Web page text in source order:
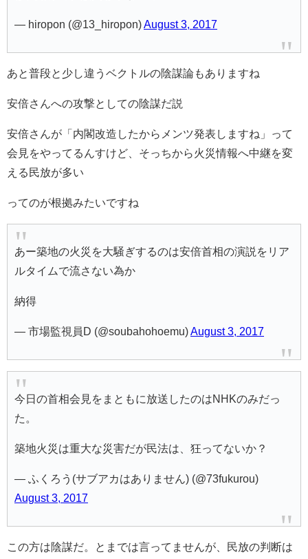
— hiropon (@13_hiropon)August 3, 2017
あと普段と少し違うベクトルの陰謀論もありますね
安倍さんへの攻撃としての陰謀だ説
安倍さんが「内閣改造したからメンツ発表しますね」って
会見をやってるんすけど、そっちから火災情報へ中継を変
える民放が多い
ってのが根拠みたいですね
あー築地の火災を大騒ぎするのは安倍首相の演説をリア
ルタイムで流さない為か
納得
— 市場監視員D (@soubahohoemu)August 3, 2017
今日の首相会見をまともに放送したのはNHKのみだっ
た。
築地火災は重大な災害だが民法は、狂ってないか？
— ふくろう(サブアカはありません) (@73fukurou)
August 3, 2017
この方は陰謀だ。とまでは言ってませんが、民放の判断は